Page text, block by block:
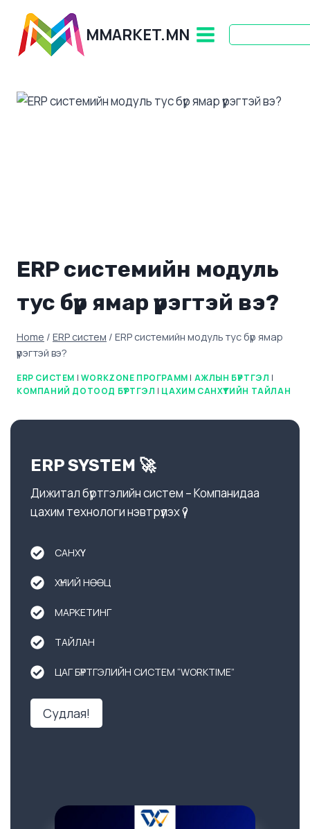
content
MMARKET.MN
ERP системийн модуль
тус бүр ямар үүрэгтэй вэ?
Home / ERP систем / ERP системийн модуль тус бүр ямар
үүрэгтэй вэ?
ERP СИСТЕМ | WORKZONE ПРОГРАММ | АЖЛЫН БҮРТГЭЛ |
КОМПАНИЙ ДОТООД БҮРТГЭЛ | ЦАХИМ САНХҮҮГИЙН ТАЙЛАН
ERP SYSTEM 🚀
Дижитал бүртгэлийн систем – Компанидаа
цахим технологи нэвтрүүлэх үү?
САНХҮҮ
ХҮНИЙ НӨӨЦ
МАРКЕТИНГ
ТАЙЛАН
ЦАГ БҮРТГЭЛИЙН СИСТЕМ “WORKTIME”
Судлая!